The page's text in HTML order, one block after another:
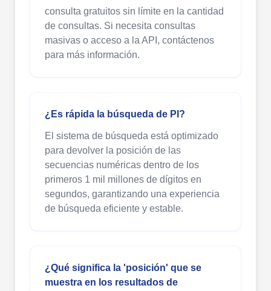
consulta gratuitos sin límite en la cantidad
de consultas. Si necesita consultas
masivas o acceso a la API, contáctenos
para más información.
¿Es rápida la búsqueda de PI?
El sistema de búsqueda está optimizado
para devolver la posición de las
secuencias numéricas dentro de los
primeros 1 mil millones de dígitos en
segundos, garantizando una experiencia
de búsqueda eficiente y estable.
¿Qué significa la 'posición' que se
muestra en los resultados de